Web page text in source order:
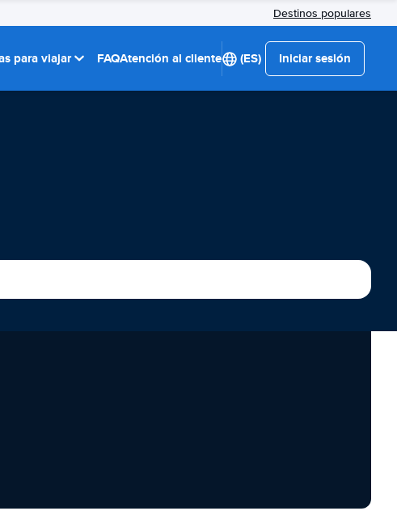
Destinos populares
para viajar FAQAtención al cliente (ES) Iniciar sesión